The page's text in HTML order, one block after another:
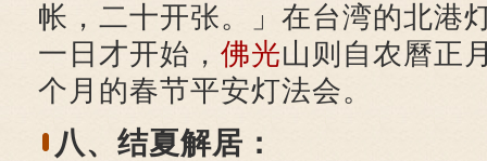
帐，二十开张。」在台湾的北港
一日才开始， 佛光山则自农曆正
个月的春节平安灯法会。
八、结夏解居：